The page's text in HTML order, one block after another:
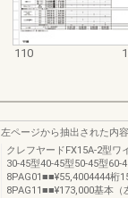
110
左ページから抽出された内容
クレフヤードFX15A-2型
30-45型40-45型50-45型60-
8PAG01■■¥55,4004444桁
8PAG11■■¥173,000基本（